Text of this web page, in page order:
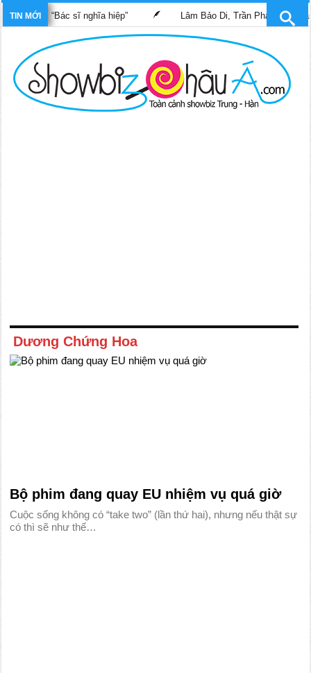
TIN MỚI
phim “Bác sĩ nghĩa hiệp” Lâm Bảo Di, Trần Pháp Dung tái
Dương Chứng Hoa
Bộ phim đang quay EU nhiệm vụ quá giờ
Cuộc sống không có “take two” (lần thứ hai), nhưng nếu thật sự
có thì sẽ như thế…